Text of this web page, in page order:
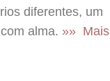
diferentes, um
alma. »» Mais